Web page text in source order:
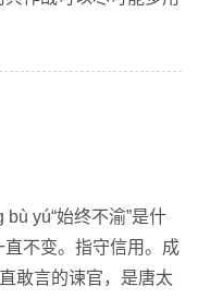
bù yú“始终不渝”是什
不变。指守信用。成
敢言的谏官，是唐太